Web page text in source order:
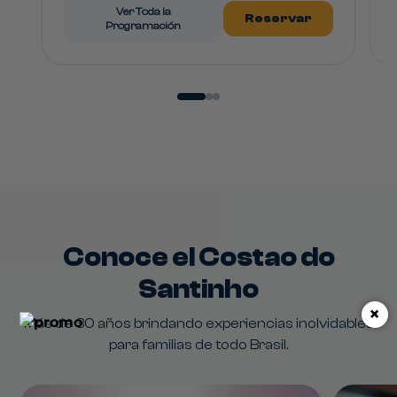
Ver Toda la
Programación
Reservar
Conoce el Costao do
Santinho
Más de 30 años brindando experiencias inolvidables
para familias de todo Brasil.
×